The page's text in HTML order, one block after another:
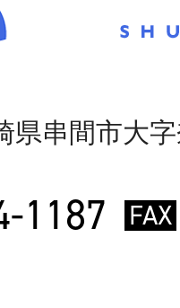
県串間市大
1187 FAX